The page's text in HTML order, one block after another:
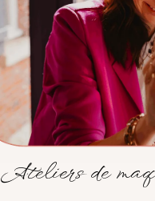
Ateliers de